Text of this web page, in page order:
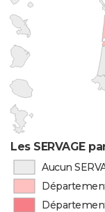
Les SERVAGE
Aucun